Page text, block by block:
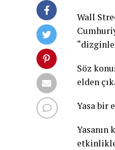
Wall
Söz
elden
Yasa bir